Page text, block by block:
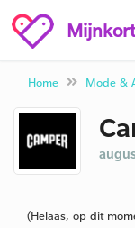
Home Mode &
(Helaas, op dit